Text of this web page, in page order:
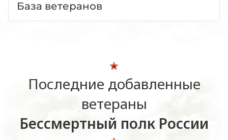
База ветеранов
Последние добавленные
ветераны
Бессмертный полк России